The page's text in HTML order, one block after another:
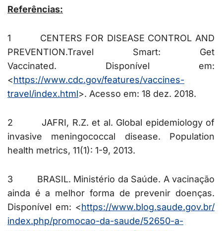
Referências:
1 CENTERS FOR DISEASE CONTROL AND
PREVENTION.Travel Smart: Get
Vaccinated. Disponível em:
<https://www.cdc.gov/features/vaccines-
travel/index.html>. Acesso em: 18 dez. 2018.
2 JAFRI, R.Z. et al. Global epidemiology of
invasive meningococcal disease. Population
health metrics, 11(1): 1-9, 2013.
3 BRASIL. Ministério da Saúde. A vacinação
ainda é a melhor forma de prevenir doenças.
Disponível em: <https://www.blog.saude.gov.br/
index.php/promocao-da-saude/52650-a-